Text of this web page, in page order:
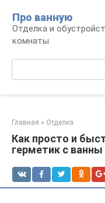
контенту
Про ванную
Отделка и
комнаты
Главная » Отделка
Как просто и
герметик с ванны